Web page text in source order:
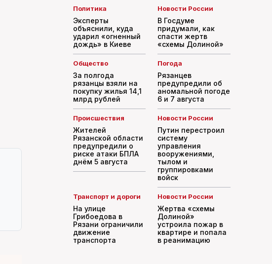
Политика
Эксперты
объяснили, куда
ударил «огненный
дождь» в Киеве
Новости России
В Госдуме
придумали, как
спасти жертв
«схемы Долиной»
Общество
За полгода
рязанцы взяли на
покупку жилья 14,1
млрд рублей
Погода
Рязанцев
предупредили об
аномальной погоде
6 и 7 августа
Происшествия
Жителей
Рязанской области
предупредили о
риске атаки БПЛА
днём 5 августа
Новости России
Путин перестроил
систему
управления
вооружениями,
тылом и
группировками
войск
Транспорт и дороги
На улице
Грибоедова в
Рязани ограничили
движение
транспорта
Новости России
Жертва «схемы
Долиной»
устроила пожар в
квартире и попала
в реанимацию